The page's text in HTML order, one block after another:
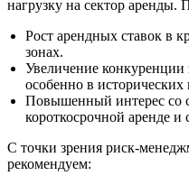
нагрузку на сектор аренды.
Рост арендных ставок в
зонах.
Увеличение конкуренции
особенно в исторических
Повышенный интерес со
короткосрочной аренде
С точки зрения
рекомендуем: